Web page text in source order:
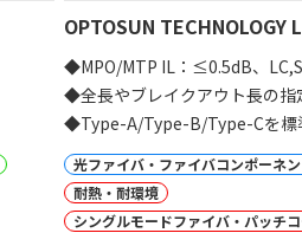
OPTOSUN TECHNOLOGY
◆MPO/MTP IL：≤0.5dB、
◆全長やブレイクアウト長の指
◆Type-A/Type-B/Type-Cを標
光ファイバ・ファイバコンポーネ
耐熱・耐環境
シングルモードファイバ・パッチ